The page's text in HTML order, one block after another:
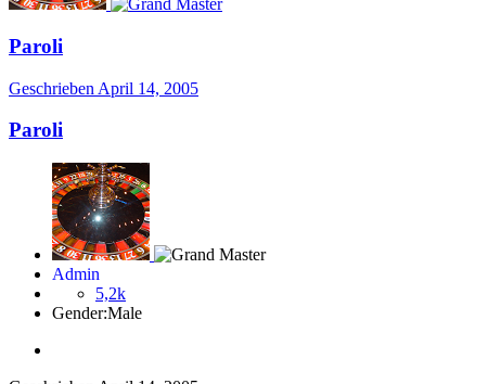
Paroli
Geschrieben April 14, 2005
Paroli
Admin
5,2k
Gender:Male